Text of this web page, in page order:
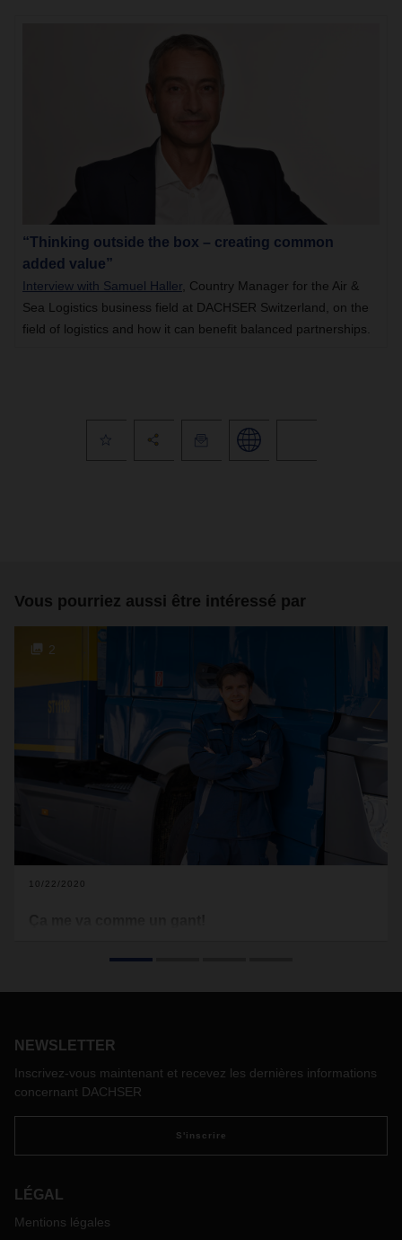
“Thinking outside the box – creating common
added value”
Interview with Samuel Haller , Country Manager for the Air &
Sea Logistics business field at DACHSER Switzerland, on the
field of logistics and how it can benefit balanced partnerships.
Vous pourriez aussi être intéressé par
2
10/22/2020
DACHSER.
NEWSLETTER
Inscrivez-vous maintenant et recevez les dernières informations
concernant DACHSER
S'inscrire
LÉGAL
Mentions légales